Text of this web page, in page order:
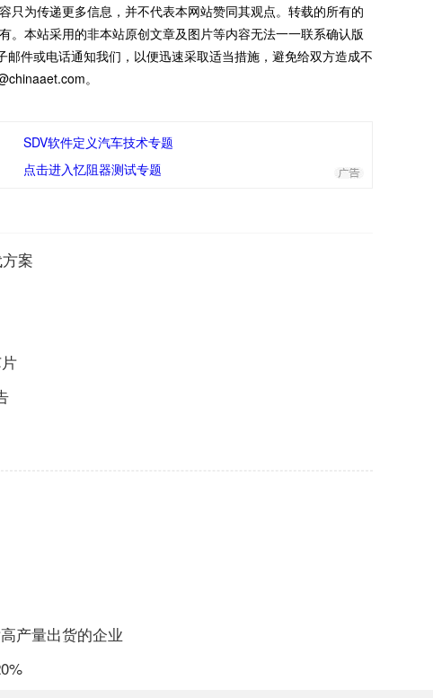
只为传递更多信息，并不代表本网站赞同其观点。转载的所有的
。本站采用的非本站原创文章及图片等内容无法一一联系确认版
件或电话通知我们，以便迅速采取适当措施，避免给双方造成不
。
SDV软件定义汽车技术专题
点击进入忆阻器测试专题
案
产量出货的企业